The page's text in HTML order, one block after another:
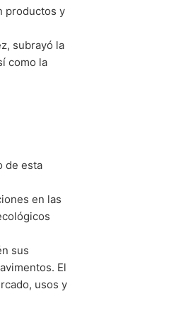
productos y
subrayó la
como la
de esta
en las
sus
El
usos y